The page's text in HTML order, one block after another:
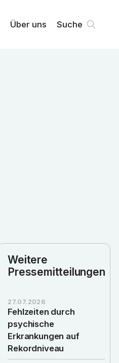
Über uns Suche
Weitere
Pressemitteilungen
27.07.2026
Fehlzeiten durch
psychische
Erkrankungen auf
Rekordniveau